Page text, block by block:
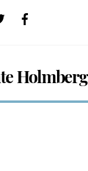
Twitter
Holmberg